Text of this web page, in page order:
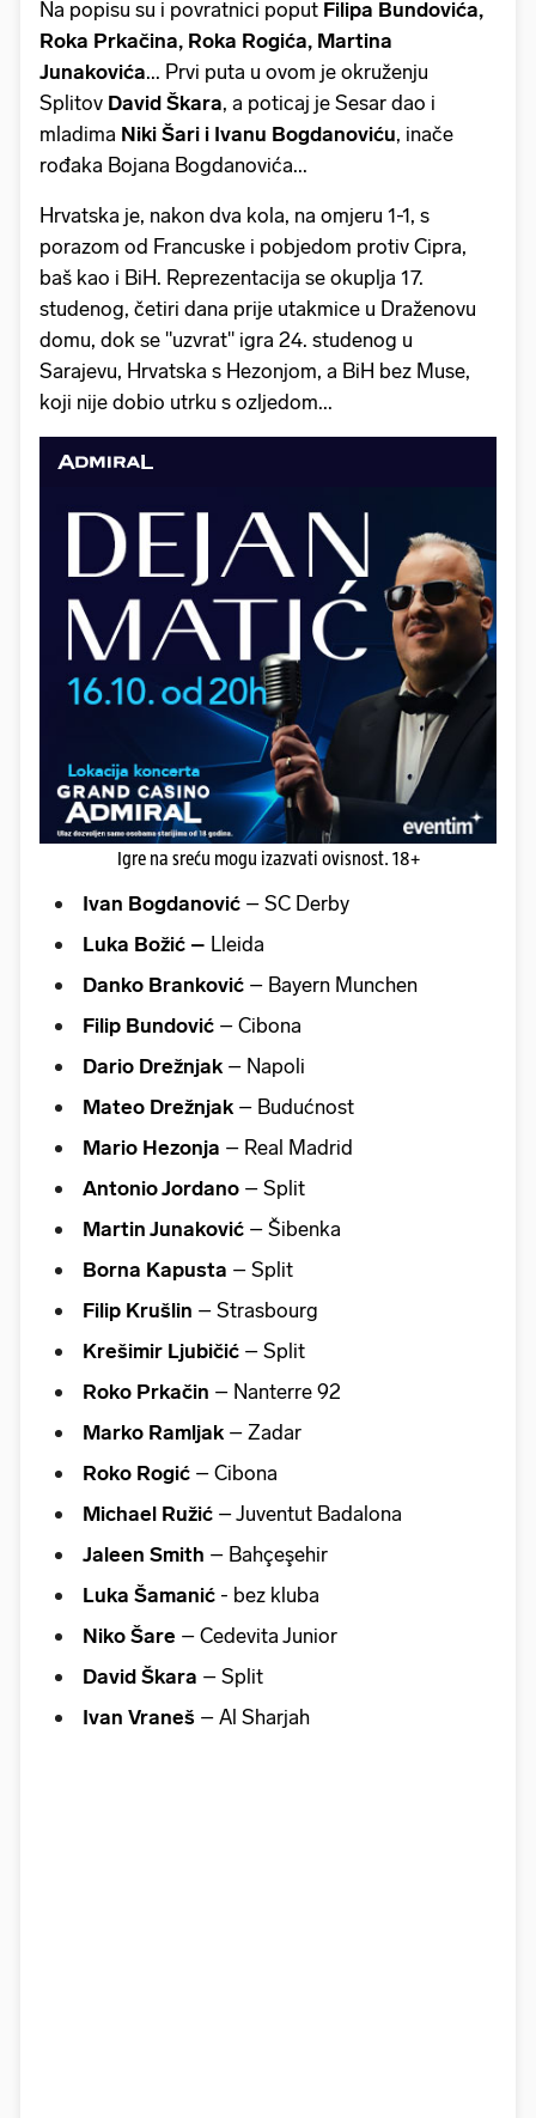
Na popisu su i povratnici poput Filipa Bundovića,
Roka Prkačina, Roka Rogića, Martina
Junakovića... Prvi puta u ovom je okruženju
Splitov David Škara, a poticaj je Sesar dao i
mladima Niki Šari i Ivanu Bogdanoviću, inače
rođaka Bojana Bogdanovića...
Hrvatska je, nakon dva kola, na omjeru 1-1, s
porazom od Francuske i pobjedom protiv Cipra,
baš kao i BiH. Reprezentacija se okuplja 17.
studenog, četiri dana prije utakmice u Draženovu
domu, dok se "uzvrat" igra 24. studenog u
Sarajevu, Hrvatska s Hezonjom, a BiH bez Muse,
koji nije dobio utrku s ozljedom...
Igre na sreću mogu izazvati ovisnost. 18+
Ivan Bogdanović – SC Derby
Luka Božić – Lleida
Danko Branković – Bayern Munchen
Filip Bundović – Cibona
Dario Drežnjak – Napoli
Mateo Drežnjak – Budućnost
Mario Hezonja – Real Madrid
Antonio Jordano – Split
Martin Junaković – Šibenka
Borna Kapusta – Split
Filip Krušlin – Strasbourg
Krešimir Ljubičić – Split
Roko Prkačin – Nanterre 92
Marko Ramljak – Zadar
Roko Rogić – Cibona
Michael Ružić – Juventut Badalona
Jaleen Smith – Bahçeşehir
Luka Šamanić - bez kluba
Niko Šare – Cedevita Junior
David Škara – Split
Ivan Vraneš – Al Sharjah